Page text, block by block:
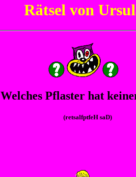
Rätsel von
Welches Pflaster hat
(retsalfptfeH saD)